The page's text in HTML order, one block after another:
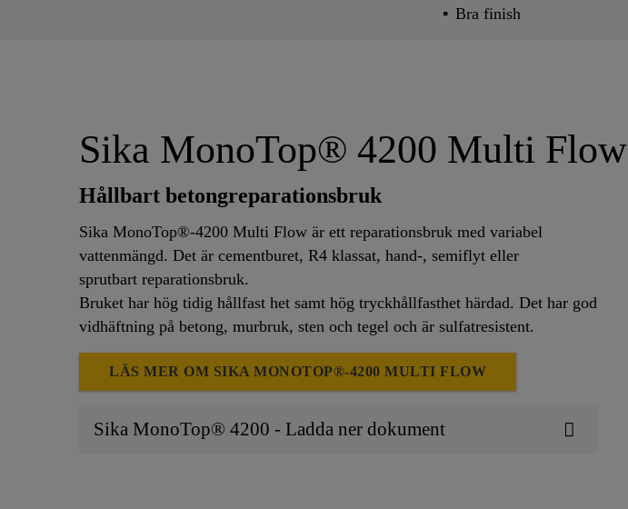
Bra finish
Sika MonoTop® 4200 Multi Flow
Hållbart betongreparationsbruk
Sika MonoTop®-4200 Multi Flow är ett reparationsbruk med variabel
vattenmängd. Det är cementburet, R4 klassat, hand-, semiflyt eller
sprutbart reparationsbruk.
Bruket har hög tidig hållfast het samt hög tryckhållfasthet härdad. Det har god
vidhäftning på betong, murbruk, sten och tegel och är sulfatresistent.
LÄS MER OM SIKA MONOTOP®-4200 MULTI FLOW
Sika MonoTop® 4200 - Ladda ner dokument